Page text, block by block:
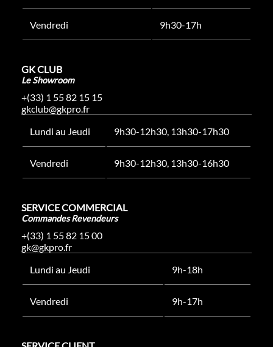
Vendredi 9h30-17h
GK CLUB
Le Showroom
+(33) 1 55 82 15 15
gkclub@gkpro.fr
Lundi au Jeudi
9h30-12h30, 13h30-17h30
Vendredi 9h30-12h30, 13h30-16h30
SERVICE COMMERCIAL
Commandes Revendeurs
+(33) 1 55 82 15 00
gk@gkpro.fr
Lundi au Jeudi
9h-18h
Vendredi 9h-17h